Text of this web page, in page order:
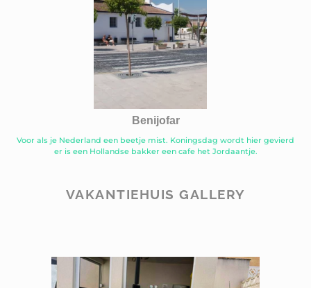
Benijofar
Voor als je Nederland een beetje mist. Koningsdag wordt hier gevierd
er is een Hollandse bakker een cafe het Jordaantje.
VAKANTIEHUIS GALLERY